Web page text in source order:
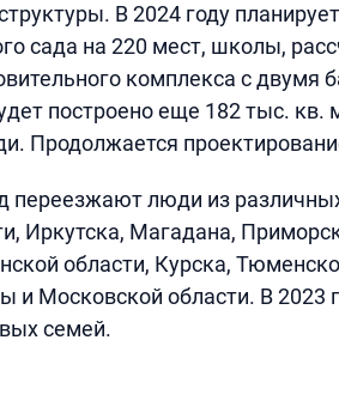
В 2024 году
сада на 220 мест, школы,
комплекса с двумя
построено еще 182 тыс. кв.
Продолжается
переезжают люди из
Иркутска, Магадана,
области, Курска,
и Московской области. В 2023
семей.